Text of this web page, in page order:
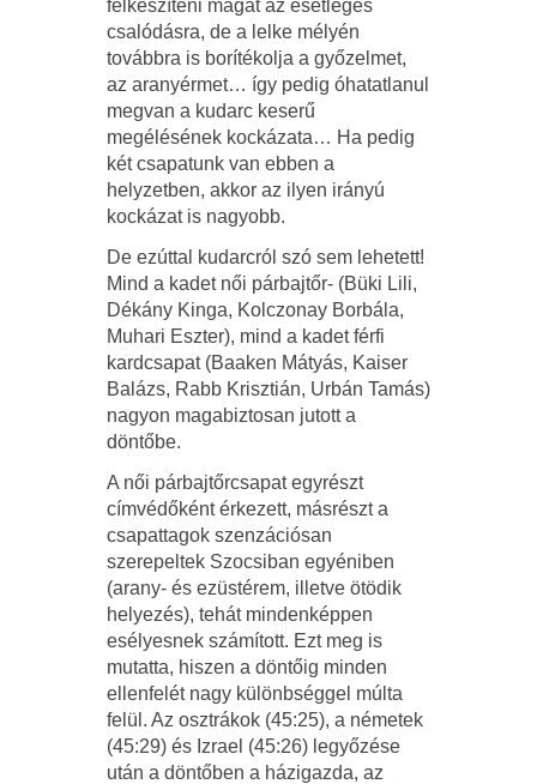
felkészíteni magát az esetleges
csalódásra, de a lelke mélyén
továbbra is borítékolja a győzelmet,
az aranyérmet… így pedig óhatatlanul
megvan a kudarc keserű
megélésének kockázata… Ha pedig
két csapatunk van ebben a
helyzetben, akkor az ilyen irányú
kockázat is nagyobb.
De ezúttal kudarcról szó sem lehetett!
Mind a kadet női párbajtőr- (Büki Lili,
Dékány Kinga, Kolczonay Borbála,
Muhari Eszter), mind a kadet férfi
kardcsapat (Baaken Mátyás, Kaiser
Balázs, Rabb Krisztián, Urbán Tamás)
nagyon magabiztosan jutott a
döntőbe.
A női párbajtőrcsapat egyrészt
címvédőként érkezett, másrészt a
csapattagok szenzációsan
szerepeltek Szocsiban egyéniben
(arany- és ezüstérem, illetve ötödik
helyezés), tehát mindenképpen
esélyesnek számított. Ezt meg is
mutatta, hiszen a döntőig minden
ellenfelét nagy különbséggel múlta
felül. Az osztrákok (45:25), a németek
(45:29) és Izrael (45:26) legyőzése
után a döntőben a házigazda, az